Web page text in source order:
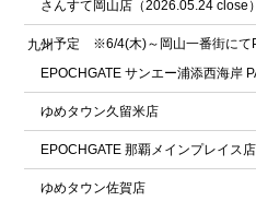
さんすて岡山店（2026.05.24
ン予定 ※6/4(木)～岡山一番街にて
九州
EPOCHGATE サンエー浦添西海岸
ゆめタウン久留米店
EPOCHGATE 那覇メインプレイス店
ゆめタウン佐賀店